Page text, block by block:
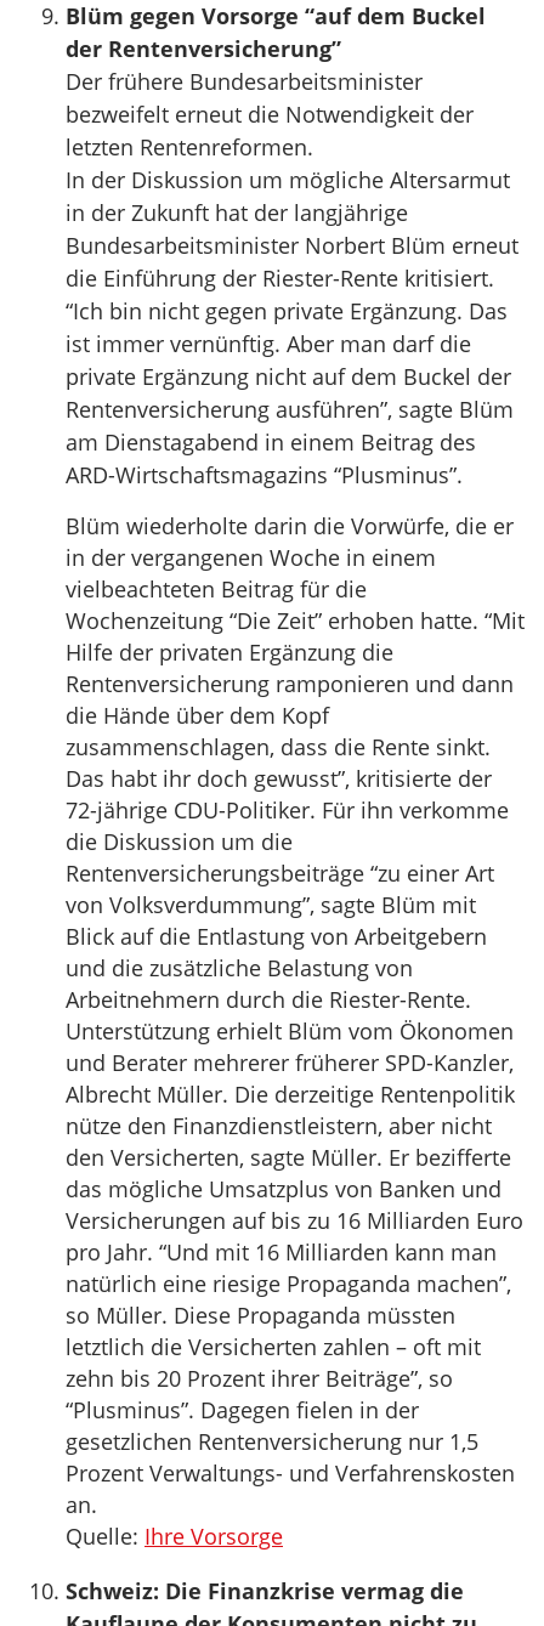
Blüm gegen Vorsorge “auf dem Buckel
der Rentenversicherung”
Der frühere Bundesarbeitsminister
bezweifelt erneut die Notwendigkeit der
letzten Rentenreformen.
In der Diskussion um mögliche Altersarmut
in der Zukunft hat der langjährige
Bundesarbeitsminister Norbert Blüm erneut
die Einführung der Riester-Rente kritisiert.
“Ich bin nicht gegen private Ergänzung. Das
ist immer vernünftig. Aber man darf die
private Ergänzung nicht auf dem Buckel der
Rentenversicherung ausführen”, sagte Blüm
am Dienstagabend in einem Beitrag des
ARD-Wirtschaftsmagazins “Plusminus”.
Blüm wiederholte darin die Vorwürfe, die er
in der vergangenen Woche in einem
vielbeachteten Beitrag für die
Wochenzeitung “Die Zeit” erhoben hatte. “Mit
Hilfe der privaten Ergänzung die
Rentenversicherung ramponieren und dann
die Hände über dem Kopf
zusammenschlagen, dass die Rente sinkt.
Das habt ihr doch gewusst”, kritisierte der
72-jährige CDU-Politiker. Für ihn verkomme
die Diskussion um die
Rentenversicherungsbeiträge “zu einer Art
von Volksverdummung”, sagte Blüm mit
Blick auf die Entlastung von Arbeitgebern
und die zusätzliche Belastung von
Arbeitnehmern durch die Riester-Rente.
Unterstützung erhielt Blüm vom Ökonomen
und Berater mehrerer früherer SPD-Kanzler,
Albrecht Müller. Die derzeitige Rentenpolitik
nütze den Finanzdienstleistern, aber nicht
den Versicherten, sagte Müller. Er bezifferte
das mögliche Umsatzplus von Banken und
Versicherungen auf bis zu 16 Milliarden Euro
pro Jahr. “Und mit 16 Milliarden kann man
natürlich eine riesige Propaganda machen”,
so Müller. Diese Propaganda müssten
letztlich die Versicherten zahlen – oft mit
zehn bis 20 Prozent ihrer Beiträge”, so
“Plusminus”. Dagegen fielen in der
gesetzlichen Rentenversicherung nur 1,5
Prozent Verwaltungs- und Verfahrenskosten
an.
Quelle: Ihre Vorsorge
Schweiz: Die Finanzkrise vermag die